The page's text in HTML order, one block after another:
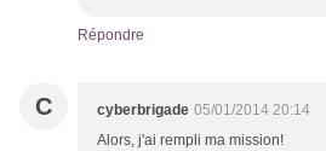
Répondre
C cyberbrigade 05/01/2014 20:14
Alors, j'ai rempli ma mission!